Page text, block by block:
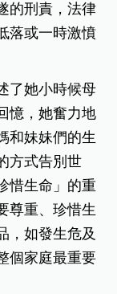
的刑責，法律
落或一時激憤
了她小時候母
憶，她奮力地
和妹妹們的生
方式告別世
惜生命」的重
尊重、珍惜生
，如發生危及
個家庭最重要